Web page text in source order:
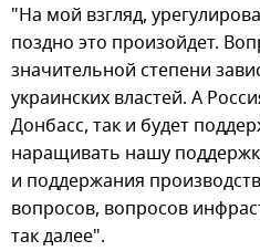
"На мой взгляд,
поздно это произойдет.
значительной степени
украинских властей. А
Донбасс, так и будет
наращивать нашу
и поддержания
вопросов, вопросов
так далее".